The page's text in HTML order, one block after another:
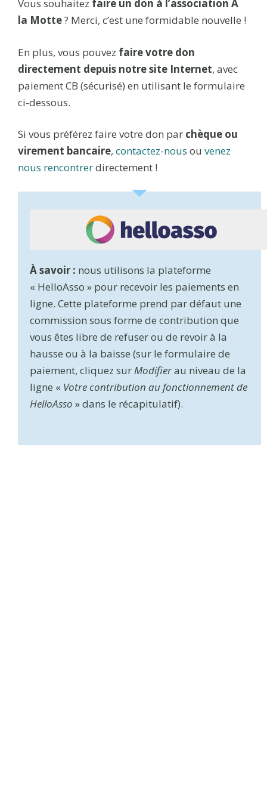
Vous souhaitez faire un don à l’association À
la Motte? Merci, c’est une formidable nouvelle !
En plus, vous pouvez faire votre don
directement depuis notre site Internet, avec
paiement CB (sécurisé) en utilisant le formulaire
ci-dessous.
Si vous préférez faire votre don par chèque ou
virement bancaire, contactez-nous ou venez
nous rencontrerdirectement !
À savoir : nous utilisons la plateforme
« HelloAsso » pour recevoir les paiements en
ligne. Cette plateforme prend par défaut une
commission sous forme de contribution que
vous êtes libre de refuser ou de revoir à la
hausse ou à la baisse (sur le formulaire de
paiement, cliquez sur Modifierau niveau de la
ligne « Votre contribution au fonctionnement de
HelloAsso » dans le récapitulatif).